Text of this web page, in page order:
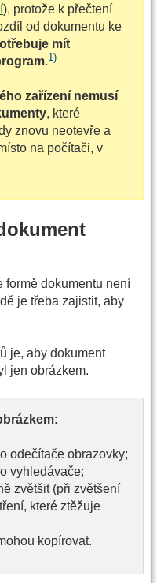
), protože k přečtení
od dokumentu ke
mít
.1)
zařízení nemusí
, které
znovu neotevře a
na počítači, v
formě dokumentu není
je třeba zajistit, aby
je, aby dokument
jen obrázkem.
odečítače obrazovky;
vyhledávače;
zvětšit (při zvětšení
které ztěžuje
kopírovat.